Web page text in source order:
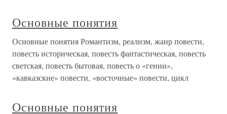
Основные понятия
Основные понятия Романтизм, реализм, жанр повести,
повесть историческая, повесть фантастическая, повесть
светская, повесть бытовая, повесть о «гении»,
«кавказские» повести, «восточные» повести, цикл
Основные понятия